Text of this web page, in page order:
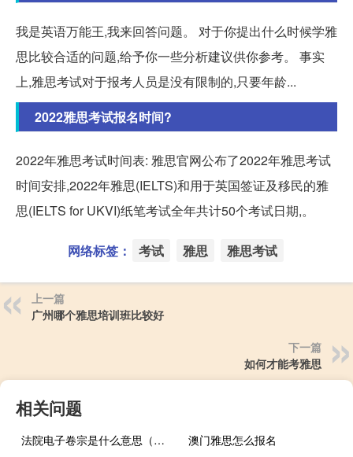
我是英语万能王,我来回答问题。 对于你提出什么时候学雅
思比较合适的问题,给予你一些分析建议供你参考。 事实
上,雅思考试对于报考人员是没有限制的,只要年龄...
2022雅思考试报名时间?
2022年雅思考试时间表: 雅思官网公布了2022年雅思考试
时间安排,2022年雅思(IELTS)和用于英国签证及移民的雅
思(IELTS for UKVI)纸笔考试全年共计50个考试日期,。
网络标签： 考试 雅思 雅思考试
上一篇
广州哪个雅思培训班比较好
下一篇
如何才能考雅思
相关问题
法院电子卷宗是什么意思（卷宗是什么意思）
澳门雅思怎么报名